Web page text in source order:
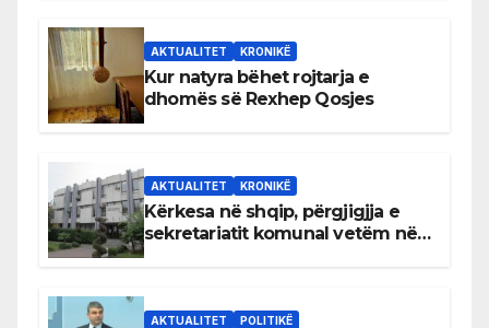
AKTUALITET KRONIKË
Kur natyra bëhet rojtarja e
dhomës së Rexhep Qosjes
AKTUALITET KRONIKË
Kërkesa në shqip, përgjigjja e
sekretariatit komunal vetëm në
AKTUALITET POLITIKË